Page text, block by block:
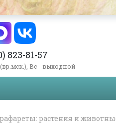
823-81-57
Вс - выходной
растения и